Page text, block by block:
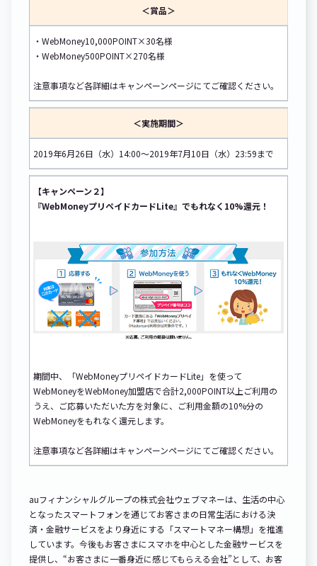
＜賞品＞
・WebMoney10,000POINT×30名様
・WebMoney500POINT×270名様
注意事項など各詳細はキャンペーンページにてご確認ください。
＜実施期間＞
2019年6月26日（水）14:00～2019年7月10日（水）23:59まで
【キャンペーン２】
『WebMoneyプリペイドカードLite』でもれなく10%還元！
期間中、「WebMoneyプリペイドカードLite」を使って
WebMoneyをWebMoney加盟店で合計2,000POINT以上ご利用の
うえ、ご応募いただいた方を対象に、ご利用金額の10%分の
WebMoneyをもれなく還元します。
注意事項など各詳細はキャンペーンページにてご確認ください。
auフィナンシャルグループの株式会社ウェブマネーは、生活の中心
となったスマートフォンを通じてお客さまの日常生活における決
済・金融サービスをより身近にする「スマートマネー構想」を推進
しています。今後もお客さまにスマホを中心とした金融サービスを
提供し、“お客さまに一番身近に感じてもらえる会社”として、お客